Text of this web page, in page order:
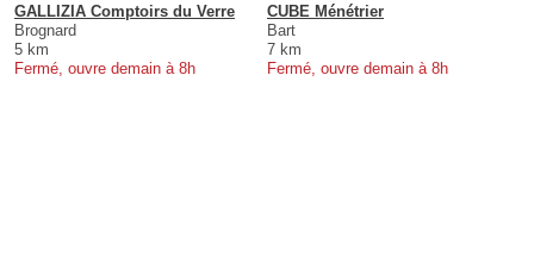
GALLIZIA Comptoirs du Verre
Brognard
5 km
Fermé, ouvre demain à 8h
CUBE Ménétrier
Bart
7 km
Fermé, ouvre demain à 8h